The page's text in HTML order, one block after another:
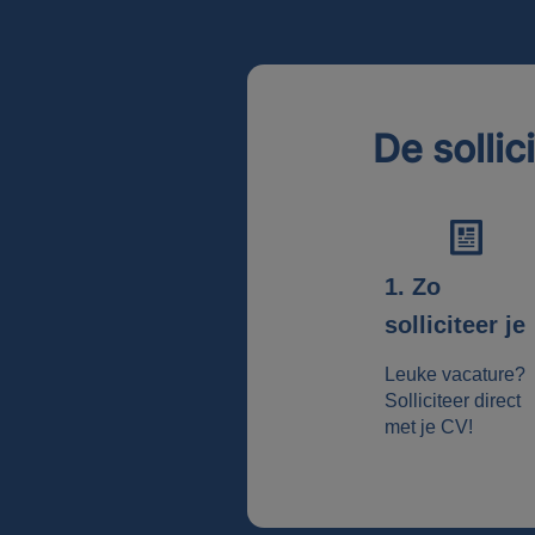
De
1. Zo
solliciteer je
Leuke vacature?
Solliciteer direct
met je CV!